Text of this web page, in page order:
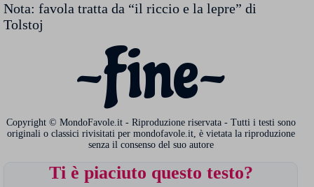
Nota: favola tratta da “il riccio e la lepre” di
Tolstoj
~Fine~
Copyright © MondoFavole.it - Riproduzione riservata - Tutti i testi sono
originali o classici rivisitati per mondofavole.it, è vietata la riproduzione
senza il consenso del suo autore
Ti è piaciuto questo testo?